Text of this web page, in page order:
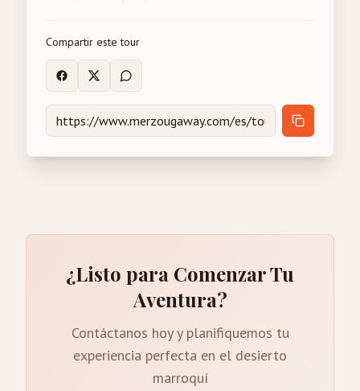
Compartir este tour
¿Listo para Comenzar Tu
Aventura?
Contáctanos hoy y planifiquemos tu
experiencia perfecta en el desierto
marroquí